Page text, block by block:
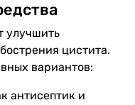
улучшить
цистита.
вариантов:
антисептик и